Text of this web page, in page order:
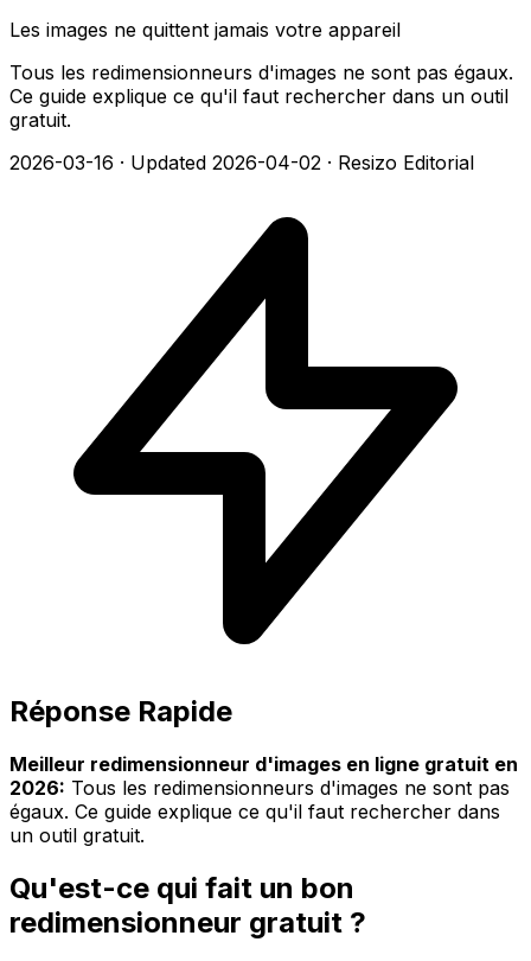
Les images ne quittent jamais votre appareil
Tous les redimensionneurs d'images ne sont pas égaux.
Ce guide explique ce qu'il faut rechercher dans un outil
gratuit.
2026-03-16 · Updated 2026-04-02 · Resizo Editorial
Réponse Rapide
Meilleur redimensionneur d'images en ligne gratuit en
2026: Tous les redimensionneurs d'images ne sont pas
égaux. Ce guide explique ce qu'il faut rechercher dans
un outil gratuit.
Qu'est-ce qui fait un bon
redimensionneur gratuit ?